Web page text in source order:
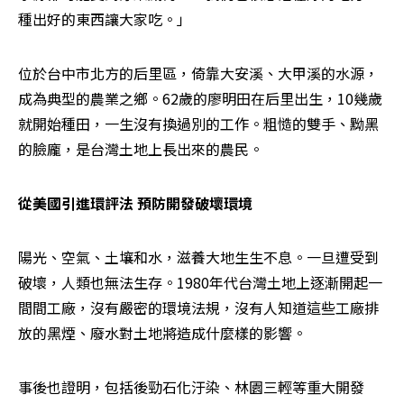
種出好的東西讓大家吃。」
位於台中市北方的后里區，倚靠大安溪、大甲溪的水源，
成為典型的農業之鄉。62歲的廖明田在后里出生，10幾歲
就開始種田，一生沒有換過別的工作。粗慥的雙手、黝黑
的臉龐，是台灣土地上長出來的農民。
從美國引進環評法 預防開發破壞環境
陽光、空氣、土壤和水，滋養大地生生不息。一旦遭受到
破壞，人類也無法生存。1980年代台灣土地上逐漸開起一
間間工廠，沒有嚴密的環境法規，沒有人知道這些工廠排
放的黑煙、廢水對土地將造成什麼樣的影響。
事後也證明，包括後勁石化汙染、林園三輕等重大開發